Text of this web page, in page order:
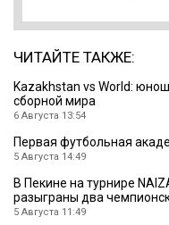
ЧИТАЙТЕ ТАКЖЕ:
Kazakhstan vs World:
сборной мира
6 Августа 13:54
Первая футбольная
5 Августа 14:49
В Пекине на турнире
разыграны два
5 Августа 11:49